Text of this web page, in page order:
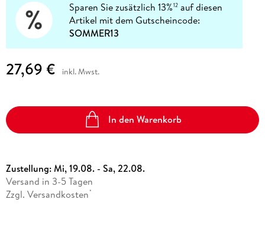
Sparen Sie zusätzlich 13%12 auf diesen
Artikel mit dem Gutscheincode:
SOMMER13
27,69 € inkl. Mwst.
In den Warenkorb
Zustellung:Mi, 19.08. - Sa, 22.08.
Versand in 3-5 Tagen
Zzgl. Versandkosten *